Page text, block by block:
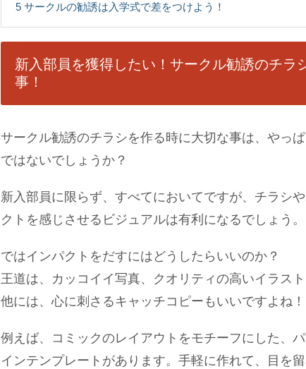
5 サークルの勧誘は入学式で差をつけよう！
新入部員を獲得したい！サークル勧誘のチラ
事！
サークル勧誘のチラシを作る時に大切な事は、やっ
ではないでしょうか？
新入部員に限らず、すべてにおいてですが、チラシ
クトを感じさせるビジュアルは有利になるでしょう。
ではインパクトをだすにはどうしたらいいのか？
王道は、カッコイイ写真、クオリティの高いイラス
他には、心に刺さるキャッチコピーもいいですよね！
例えば、コミックのレイアウトをモチーフにした、
インテンプレートがあります。手軽に作れて、目を